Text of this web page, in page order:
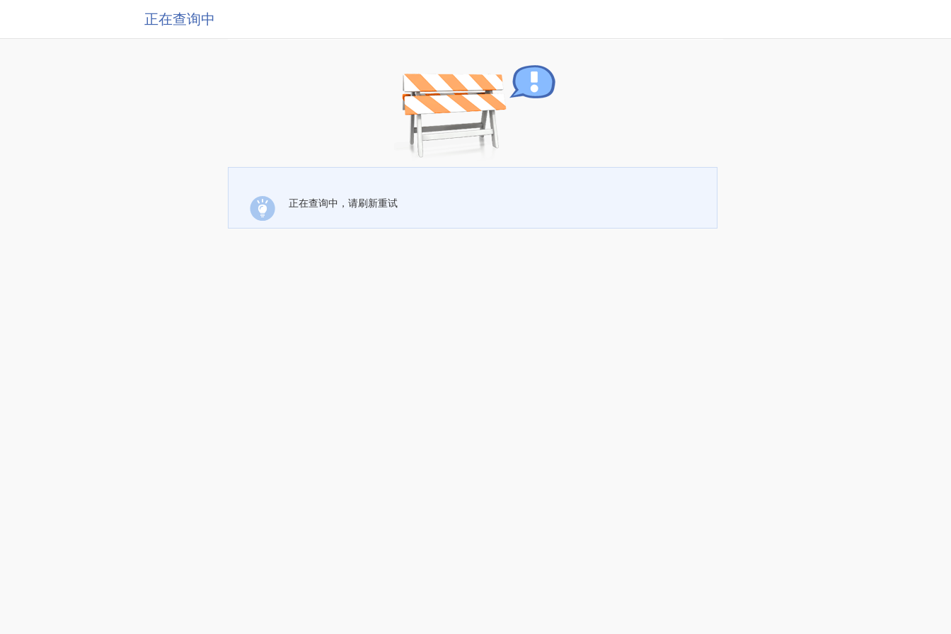
正在查询中
正在查询中，请刷新重试